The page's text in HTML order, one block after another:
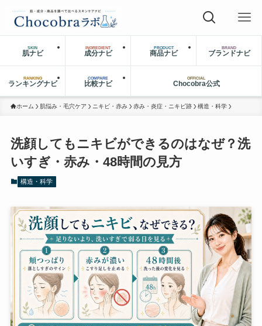
SKIN
肌ナビ
INGREDIENT
成分ナビ
PRODUCT
商品ナビ
BRAND
ブランドナビ
RANKING
ランキングナビ
COMPARE
比較ナビ
OFFICIAL
Chocobra公式
ホーム 肌悩み・毛穴ケア ニキビ・赤み 赤み・炎症・ニキビ跡 構造・科学
洗顔してもニキビができるのはなぜ？洗
いすぎ・赤み・48時間の見方
構造・科学